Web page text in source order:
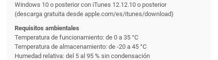
Windows 10 o posterior con iTunes 12.12.10 o posterior
(descarga gratuita desde apple.com/es/itunes/download)
Requisitos ambientales
Temperatura de funciona­miento: de 0 a 35 °C
Temperatura de almacena­miento: de -20 a 45 °C
Humedad relativa: del 5 al 95 % sin condensación